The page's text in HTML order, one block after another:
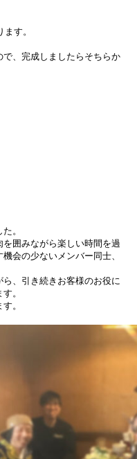
す。
で、完成しましたらそちらか
。
囲みながら楽しい時間を過
会の少ないメンバー同士、
、引き続きお客様のお役に
。
。